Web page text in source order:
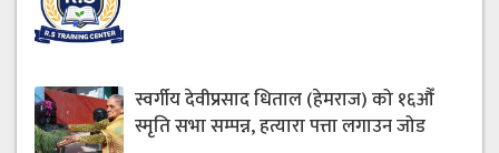
स्वर्गीय देवीप्रसाद धिताल (हेमराज) को १६औँ
स्मृति सभा सम्पन्न, हत्यारा पत्ता लगाउन जोड